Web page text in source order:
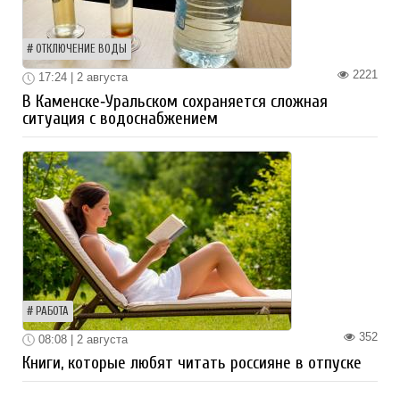
ОТКЛЮЧЕНИЕ ВОДЫ
2221
17:24 | 2 августа
В Каменске‑Уральском сохраняется сложная
ситуация с водоснабжением
РАБОТА
352
08:08 | 2 августа
Книги, которые любят читать россияне в отпуске